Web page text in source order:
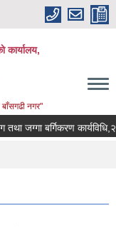
कार्यालय,
नगर"
जग्गा बर्गिकरण